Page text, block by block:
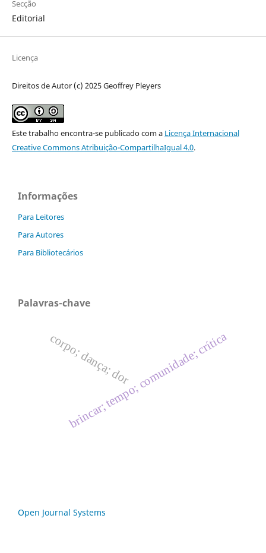
Secção
Editorial
Licença
Direitos de Autor (c) 2025 Geoffrey Pleyers
Este trabalho encontra-se publicado com a Licença Internacional
Creative Commons Atribuição-CompartilhaIgual 4.0.
Informações
Para Leitores
Para Autores
Para Bibliotecários
Palavras-chave
brincar; tempo; comunidade; crítica
corpo; dança; dor
Open Journal Systems